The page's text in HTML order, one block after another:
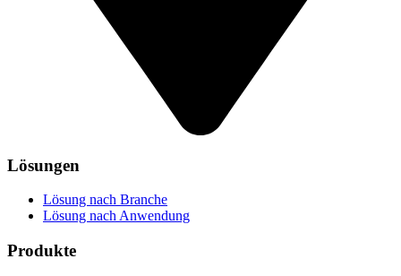
Lösungen
Lösung nach Branche
Lösung nach Anwendung
Produkte